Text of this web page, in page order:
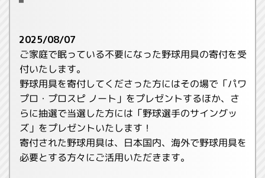
2025/08/07
ご家庭で眠っている不要になった野球用具の寄付を受
付いたします。
野球用具を寄付してくださった方にはその場で「パワ
プロ・プロスピ ノート」をプレゼントするほか、さ
らに抽選で当選した方には「野球選手のサイングッ
ズ」をプレゼントいたします！
寄付された野球用具は、日本国内、海外で野球用具を
必要とする方々にご活用いただきます。